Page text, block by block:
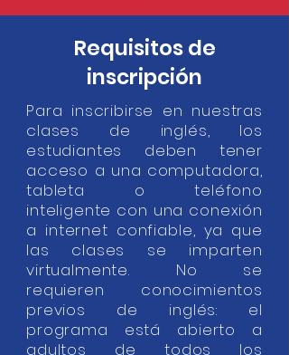
Requisitos de
inscripción
Para inscribirse en nuestras
clases de inglés, los
estudiantes deben tener
acceso a una computadora,
tableta o teléfono
inteligente con una conexión
a internet confiable, ya que
las clases se imparten
virtualmente. No se
requieren conocimientos
previos de inglés: el
programa está abierto a
adultos de todos los